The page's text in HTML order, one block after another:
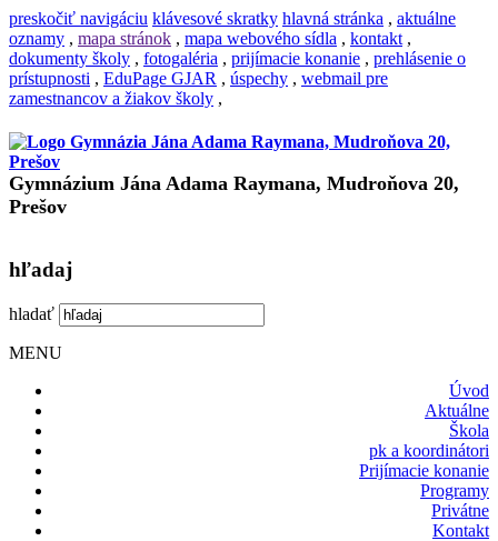
preskočiť navigáciu klávesové skratky hlavná stránka , aktuálne
oznamy , mapa stránok , mapa webového sídla , kontakt ,
dokumenty školy , fotogaléria , prijímacie konanie , prehlásenie o
prístupnosti , EduPage GJAR , úspechy , webmail pre
zamestnancov a žiakov školy ,
Gymnázium Jána Adama Raymana, Mudroňova 20,
Prešov
hľadaj
hladať
MENU
Úvod
Aktuálne
Škola
pk a koordinátori
Prijímacie konanie
Programy
Privátne
Kontakt